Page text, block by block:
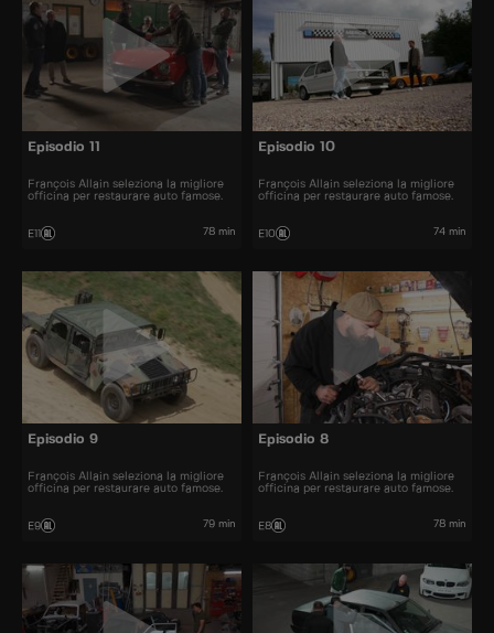
Episodio 11
François Allain seleziona la migliore
officina per restaurare auto famose.
E11 78 min
Episodio 10
François Allain seleziona la migliore
officina per restaurare auto famose.
E10 74 min
Episodio 9
François Allain seleziona la migliore
officina per restaurare auto famose.
E9 79 min
Episodio 8
François Allain seleziona la migliore
officina per restaurare auto famose.
E8 78 min